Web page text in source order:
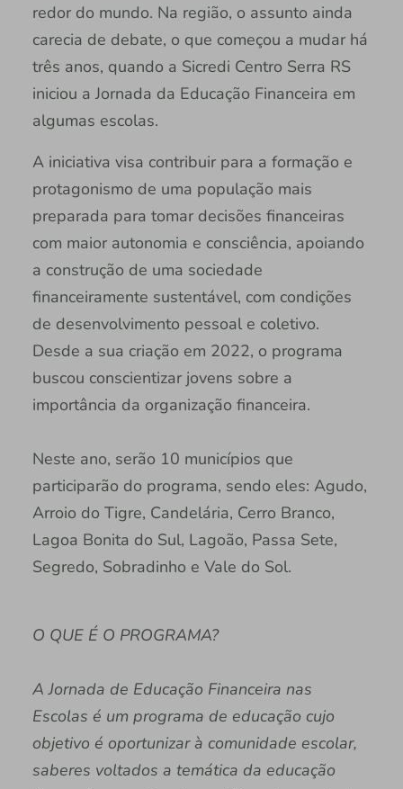
redor do mundo. Na região, o assunto ainda
carecia de debate, o que começou a mudar há
três anos, quando a Sicredi Centro Serra RS
iniciou a Jornada da Educação Financeira em
algumas escolas.
A iniciativa visa contribuir para a formação e
protagonismo de uma população mais
preparada para tomar decisões financeiras
com maior autonomia e consciência, apoiando
a construção de uma sociedade
financeiramente sustentável, com condições
de desenvolvimento pessoal e coletivo.
Desde a sua criação em 2022, o programa
buscou conscientizar jovens sobre a
importância da organização financeira.
Neste ano, serão 10 municípios que
participarão do programa, sendo eles: Agudo,
Arroio do Tigre, Candelária, Cerro Branco,
Lagoa Bonita do Sul, Lagoão, Passa Sete,
Segredo, Sobradinho e Vale do Sol.
O QUE É O PROGRAMA?
A Jornada de Educação Financeira nas
Escolas é um programa de educação cujo
objetivo é oportunizar à comunidade escolar,
saberes voltados a temática da educação